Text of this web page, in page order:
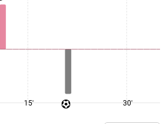
15' 30'